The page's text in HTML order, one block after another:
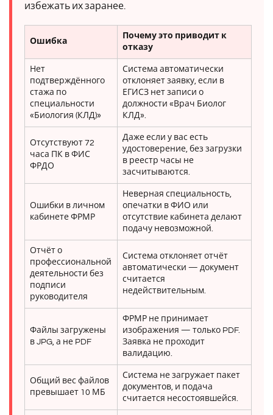
избежать их заранее.
Ошибка
Почему это приводит к
отказу
Нет
подтверждённого
стажа по
специальности
«Биология (КЛД)»
Система автоматически
отклоняет заявку, если в
ЕГИСЗ нет записи о
должности «Врач Биолог
КЛД».
Отсутствуют 72
часа ПК в ФИС
ФРДО
Даже если у вас есть
удостоверение, без загрузки
в реестр часы не
засчитываются.
Ошибки в личном
кабинете ФРМР
Неверная специальность,
опечатки в ФИО или
отсутствие кабинета делают
подачу невозможной.
Отчёт о
профессиональной
деятельности без
подписи
руководителя
Система отклоняет отчёт
автоматически — документ
считается
недействительным.
Файлы загружены
в JPG, а не PDF
ФРМР не принимает
изображения — только PDF.
Заявка не проходит
валидацию.
Общий вес файлов
превышает 10 МБ
Система не загружает пакет
документов, и подача
считается несостоявшейся.